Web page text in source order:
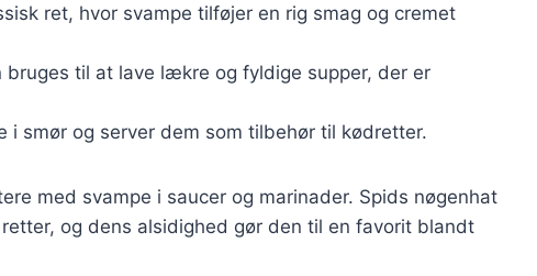
ret, hvor svampe tilføjer en rig smag og cremet
bruges til at lave lækre og fyldige supper, der er
i smør og server dem som tilbehør til kødretter.
med svampe i saucer og marinader. Spids nøgenhat
og dens alsidighed gør den til en favorit blandt